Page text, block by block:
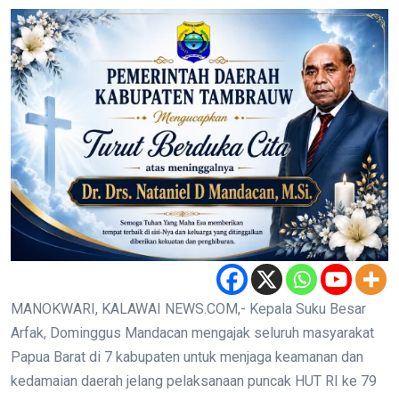
MANOKWARI, KALAWAI NEWS.COM,- Kepala Suku Besar
Arfak, Dominggus Mandacan mengajak seluruh masyarakat
Papua Barat di 7 kabupaten untuk menjaga keamanan dan
kedamaian daerah jelang pelaksanaan puncak HUT RI ke 79